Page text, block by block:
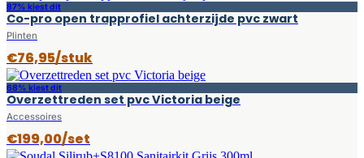
87% kiest dit
Co-pro open trapprofiel achterzijde pvc zwart
Plinten
€76,95/stuk
68% kiest dit
Overzettreden set pvc Victoria beige
Accessoires
€199,00/set